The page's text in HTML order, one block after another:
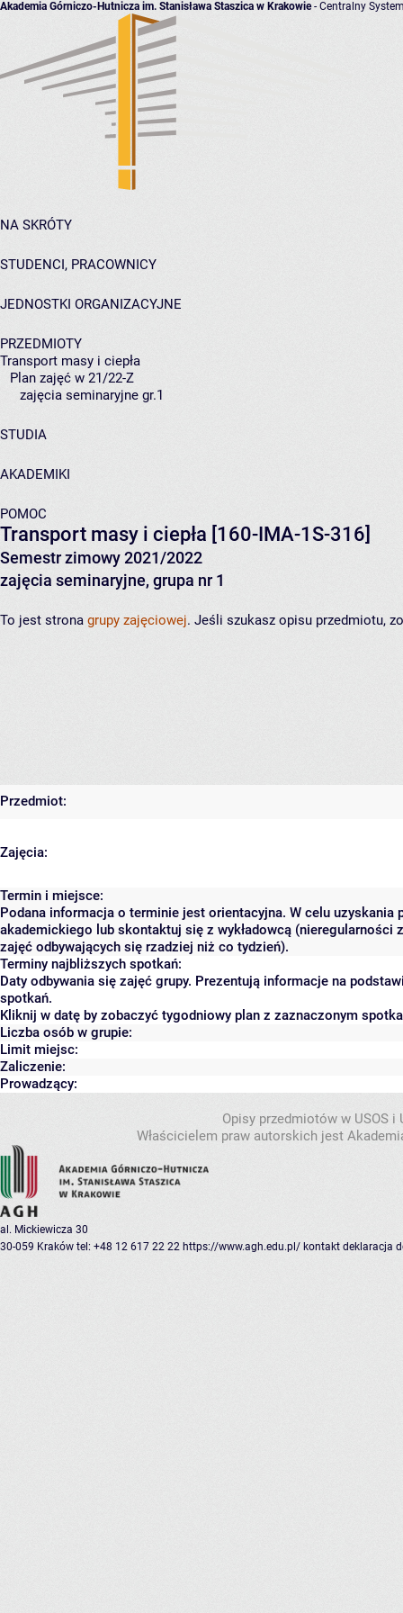
Akademia Górniczo-Hutnicza im. Stanisława Staszica w Krakowie- Centralny
NA SKRÓTY
STUDENCI, PRACOWNICY
JEDNOSTKI ORGANIZACYJNE
PRZEDMIOTY
Transport masy i ciepła
Plan zajęć w 21/22-Z
zajęcia seminaryjne gr.1
STUDIA
AKADEMIKI
POMOC
Transport masy i ciepła [160-IMA-1S-316]
Semestr zimowy 2021/2022
zajęcia seminaryjne, grupa nr 1
To jest strona grupy zajęciowej. Jeśli szukasz opisu przedmiotu,
Przedmiot:
Zajęcia:
Termin i miejsce:
Podana informacja o terminie jest orientacyjna. W celu
akademickiego lub skontaktuj się z wykładowcą (nieregularności
zajęć odbywających się rzadziej niż co tydzień).
Terminy najbliższych spotkań:
Daty odbywania się zajęć grupy. Prezentują informacje na
spotkań.
Kliknij w datę by zobaczyć tygodniowy plan z zaznaczonym
Liczba osób w grupie:
Limit miejsc:
Zaliczenie:
Prowadzący:
Opisy przedmiotów w USOS
Właścicielem praw autorskich jest
al. Mickiewicza 30
30-059 Kraków tel: +48 12 617 22 22 https://www.agh.edu.pl/ kontakt deklaracja